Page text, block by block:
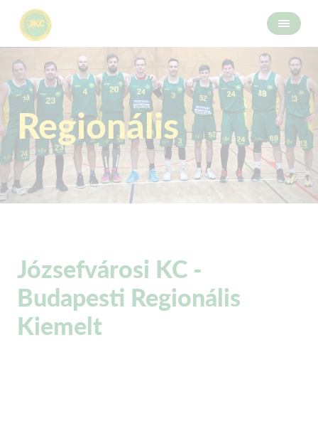
Regionális
Józsefvárosi KC -
Budapesti Regionális
Kiemelt